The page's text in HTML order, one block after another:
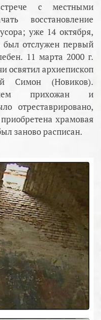
с местными
восстановление
уже 14 октября,
был отслужен первый
11 марта 2000 г.
освятил архиепископ
Симон (Новиков).
прихожан и
отреставрировано,
храмовая
заново расписан.